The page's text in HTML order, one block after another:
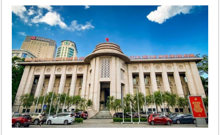
베트남 MB은행, 2026년 수익 목표 자신…부동산 대출 비율 13% 고수
베트남주식 HAT, 15년 연속 현금 배당…주당 3,000동 지급
‘1,000억 달러 남북고속철 투자’ 호언장담 메콜로르 회장 체포
베트남 세무당국, 납세자 정보 공개 기준·절차 명확화